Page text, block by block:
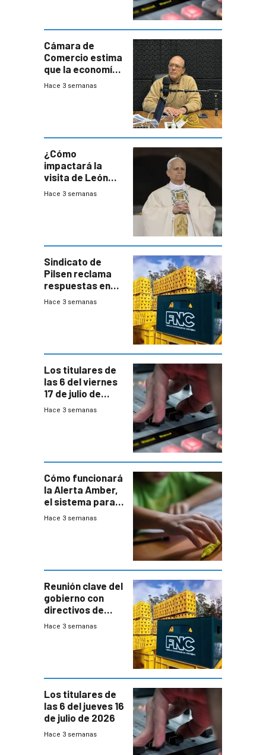
Cámara de
Comercio estima
que la economía
crecerá 1,6%
Hace 3 semanas
¿Cómo
impactará la
visita de León
XIV a Uruguay?
Hace 3 semanas
Sindicato de
Pilsen reclama
respuestas en
medio de
Hace 3 semanas
Los titulares de
las 6 del viernes
17 de julio de
2026
Hace 3 semanas
Cómo funcionará
la Alerta Amber,
el sistema para
la búsqueda
Hace 3 semanas
Reunión clave del
gobierno con
directivos de
Fábricas
Hace 3 semanas
Los titulares de
las 6 del jueves 16
de julio de 2026
Hace 3 semanas